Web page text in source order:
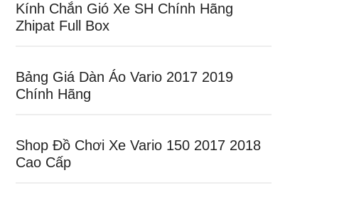
Kính Chắn Gió Xe SH Chính Hãng
Zhipat Full Box
Bảng Giá Dàn Áo Vario 2017 2019
Chính Hãng
Shop Đồ Chơi Xe Vario 150 2017 2018
Cao Cấp